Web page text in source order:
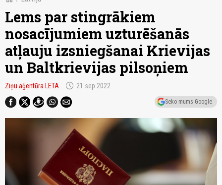
Lems par stingrākiem
nosacījumiem uzturēšanās
atļauju izsniegšanai Krievijas
un Baltkrievijas pilsoņiem
Ziņu aģentūra LETA schedule 21.sep 2022
Seko mums Google